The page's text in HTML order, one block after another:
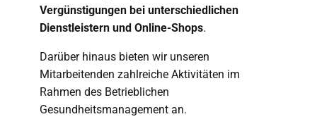
Vergünstigungen bei unterschiedlichen
Dienstleistern und Online-Shops.
Darüber hinaus bieten wir unseren
Mitarbeitenden zahlreiche Aktivitäten im
Rahmen des Betrieblichen
Gesundheitsmanagement an.